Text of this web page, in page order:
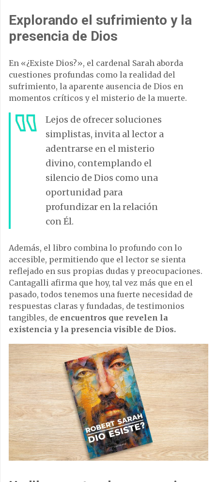
Explorando el sufrimiento y la
presencia de Dios
En «¿Existe Dios?», el cardenal Sarah aborda
cuestiones profundas como la realidad del
sufrimiento, la aparente ausencia de Dios en
momentos críticos y el misterio de la muerte.
Lejos de ofrecer soluciones
simplistas, invita al lector a
adentrarse en el misterio
divino, contemplando el
silencio de Dios como una
oportunidad para
profundizar en la relación
con Él.
Además, el libro combina lo profundo con lo
accesible, permitiendo que el lector se sienta
reflejado en sus propias dudas y preocupaciones.
Cantagalli afirma que hoy, tal vez más que en el
pasado, todos tenemos una fuerte necesidad de
respuestas claras y fundadas, de testimonios
tangibles, de encuentros que revelen la
existencia y la presencia visible de Dios.